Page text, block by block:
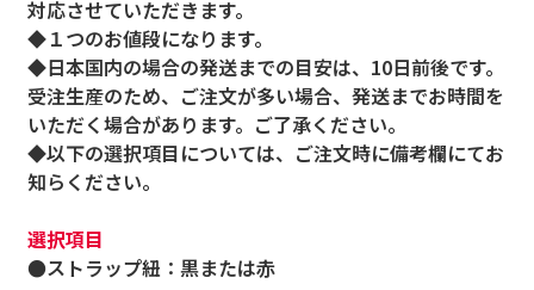
対応させていただきます。
◆１つのお値段になります。
◆日本国内の場合の発送までの目安は、10日前後です。
受注生産のため、ご注文が多い場合、発送までお時間を
いただく場合があります。ご了承ください。
◆以下の選択項目については、ご注文時に備考欄にてお
知らください。
選択項目
●ストラップ紐：黒または赤